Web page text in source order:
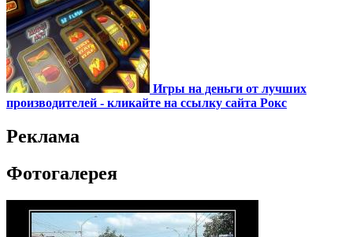
Игры на деньги от лучших
производителей - кликайте на ссылку сайта Рокс
Реклама
Фотогалерея